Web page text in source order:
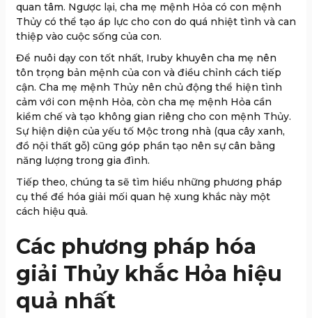
quan tâm. Ngược lại, cha mẹ mệnh Hỏa có con mệnh
Thủy có thể tạo áp lực cho con do quá nhiệt tình và can
thiệp vào cuộc sống của con.
Để nuôi dạy con tốt nhất, Iruby khuyên cha mẹ nên
tôn trọng bản mệnh của con và điều chỉnh cách tiếp
cận. Cha mẹ mệnh Thủy nên chủ động thể hiện tình
cảm với con mệnh Hỏa, còn cha mẹ mệnh Hỏa cần
kiềm chế và tạo không gian riêng cho con mệnh Thủy.
Sự hiện diện của yếu tố Mộc trong nhà (qua cây xanh,
đồ nội thất gỗ) cũng góp phần tạo nên sự cân bằng
năng lượng trong gia đình.
Tiếp theo, chúng ta sẽ tìm hiểu những phương pháp
cụ thể để hóa giải mối quan hệ xung khắc này một
cách hiệu quả.
Các phương pháp hóa
giải Thủy khắc Hỏa hiệu
quả nhất